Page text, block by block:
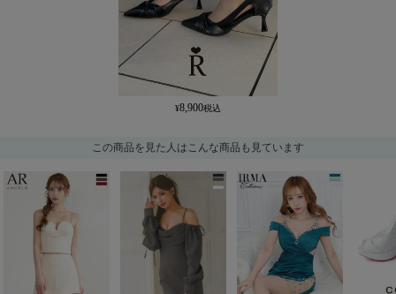
8,900
この商品を見た人はこんな商品も見ています